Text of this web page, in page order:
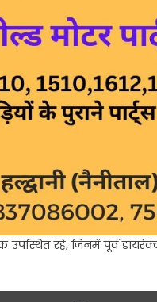
उपस्थित रहे, जिनमें पूर्व